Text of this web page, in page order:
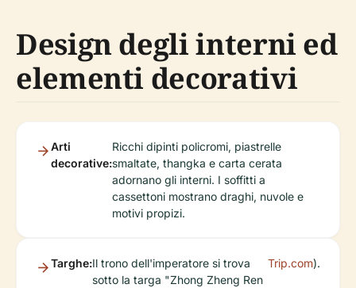
Design degli interni ed
elementi decorativi
Arti
decorative:
Ricchi dipinti policromi, piastrelle
smaltate, thangka e carta cerata
adornano gli interni. I soffitti a
cassettoni mostrano draghi, nuvole e
motivi propizi.
Targhe:Il trono dell'imperatore si trova
sotto la targa "Zhong Zheng Ren
Trip.com).